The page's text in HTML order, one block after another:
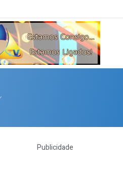
Publicidade